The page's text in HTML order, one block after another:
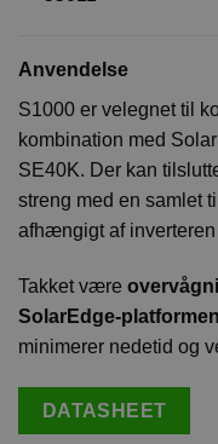
Anvendelse
S1000 er velegnet til
kombination med
SE40K. Der kan
streng med en samlet
afhængigt af
Takket være
SolarEdge-platformen
minimerer nedetid og
DATASHEET